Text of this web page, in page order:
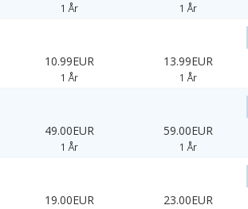
1 År 1 År
10.99EUR
1 År
13.99EUR
1 År
49.00EUR
1 År
59.00EUR
1 År
19.00EUR 23.00EUR